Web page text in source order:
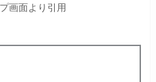
画面より引用